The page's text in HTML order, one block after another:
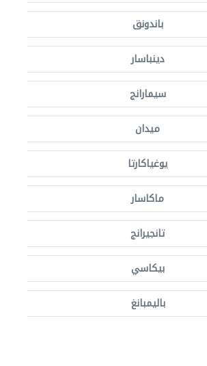
باندونق
دينباسار
سيمارانج
ميدان
يوغياكارتا
ماكاسار
تانجيرانج
بيكاسي
باليمبانغ